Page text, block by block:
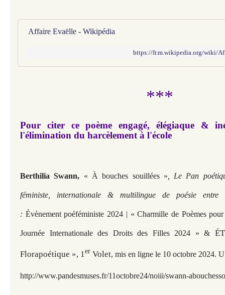
Affaire Evaëlle - Wikipédia
https://fr.m.wikipedia.org/wiki/
***
Pour citer ce poème engagé, élégiaque &
l'élimination du harcèlement à l'école
Berthilia Swann, « À bouches souillées » Le Pan
féministe, internationale & multilingue de poésie entre
: Évènement poéféministe 2024 | «Charmille de Poèmes
Journée Internationale des Droits des Filles 2024 » &
Florapoétique », 1er Volet, mis en ligne le 10 octobre 2024.
http://www.pandesmuses.fr/11octobre24/noiii/swann-